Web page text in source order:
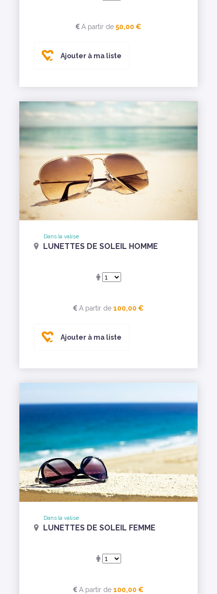
A partir de 50,00 €
Ajouter à ma liste
Dans la valise
LUNETTES DE SOLEIL HOMME
A partir de 100,00 €
Ajouter à ma liste
Dans la valise
LUNETTES DE SOLEIL FEMME
A partir de 100,00 €